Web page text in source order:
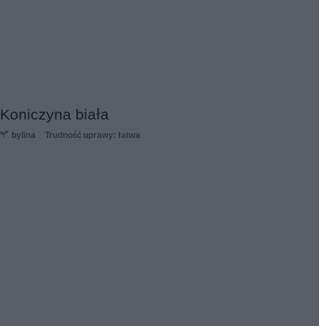
Koniczyna biała
bylina Trudność uprawy: łatwa